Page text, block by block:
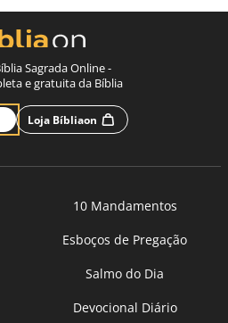
Sagrada Online -
e gratuita da Bíblia
Loja Bíbliaon
10 Mandamentos
Esboços de Pregação
Salmo do Dia
Devocional Diário